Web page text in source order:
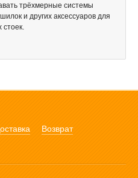
трёхмерные системы
и других аксессуаров для
стоек.
Возврат